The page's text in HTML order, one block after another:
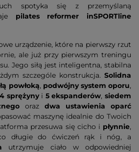
spotyka się z przemyślaną
pilates reformer inSPORTline
urządzenie, które na pierwszy rzut
ale już przy pierwszym treningu
Jego siłą jest inteligentna, stabilna
szczególe konstrukcja. Solidna
powłoką, podwójny system oporu,
4 sprężynyi 5 ekspanderów,siedem
oraz dwa ustawienia oparć
maszynę idealnie do Twoich
przesuwa się cicho i płynnie,
długie do ćwiczeń rąk i nóg, a
utrzymuje ciało w odpowiedniej